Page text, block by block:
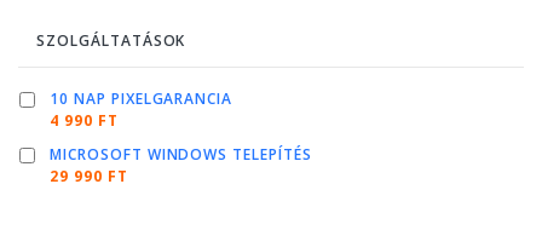
SZOLGÁLTATÁSOK
10 NAP PIXELGARANCIA
4 990 FT
MICROSOFT WINDOWS TELEPÍTÉS
29 990 FT